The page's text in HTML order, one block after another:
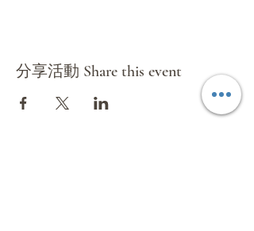
分享活動 Share this event